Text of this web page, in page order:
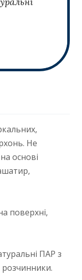
Не
основі
поверхні,
ПАР з
розчинники.